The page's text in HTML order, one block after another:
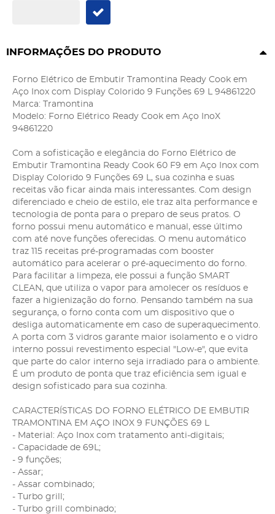
INFORMAÇÕES DO PRODUTO
Forno Elétrico de Embutir Tramontina Ready Cook em
Aço Inox com Display Colorido 9 Funções 69 L 94861220
Marca: Tramontina
Modelo: Forno Elétrico Ready Cook em Aço InoX
94861220
Com a sofisticação e elegância do Forno Elétrico de
Embutir Tramontina Ready Cook 60 F9 em Aço Inox com
Display Colorido 9 Funções 69 L, sua cozinha e suas
receitas vão ficar ainda mais interessantes. Com design
diferenciado e cheio de estilo, ele traz alta performance e
tecnologia de ponta para o preparo de seus pratos. O
forno possui menu automático e manual, esse último
com até nove funções oferecidas. O menu automático
traz 115 receitas pré-programadas com booster
automático para acelerar o pré-aquecimento do forno.
Para facilitar a limpeza, ele possui a função SMART
CLEAN, que utiliza o vapor para amolecer os resíduos e
fazer a higienização do forno. Pensando também na sua
segurança, o forno conta com um dispositivo que o
desliga automaticamente em caso de superaquecimento.
A porta com 3 vidros garante maior isolamento e o vidro
interno possui revestimento especial "Low-e", que evita
que parte do calor interno seja irradiado para o ambiente.
É um produto de ponta que traz eficiência sem igual e
design sofisticado para sua cozinha.
CARACTERÍSTICAS DO FORNO ELÉTRICO DE EMBUTIR
TRAMONTINA EM AÇO INOX 9 FUNÇÕES 69 L
- Material: Aço Inox com tratamento anti-digitais;
- Capacidade de 69L;
- 9 funções;
- Assar;
- Assar combinado;
- Turbo grill;
- Turbo grill combinado;